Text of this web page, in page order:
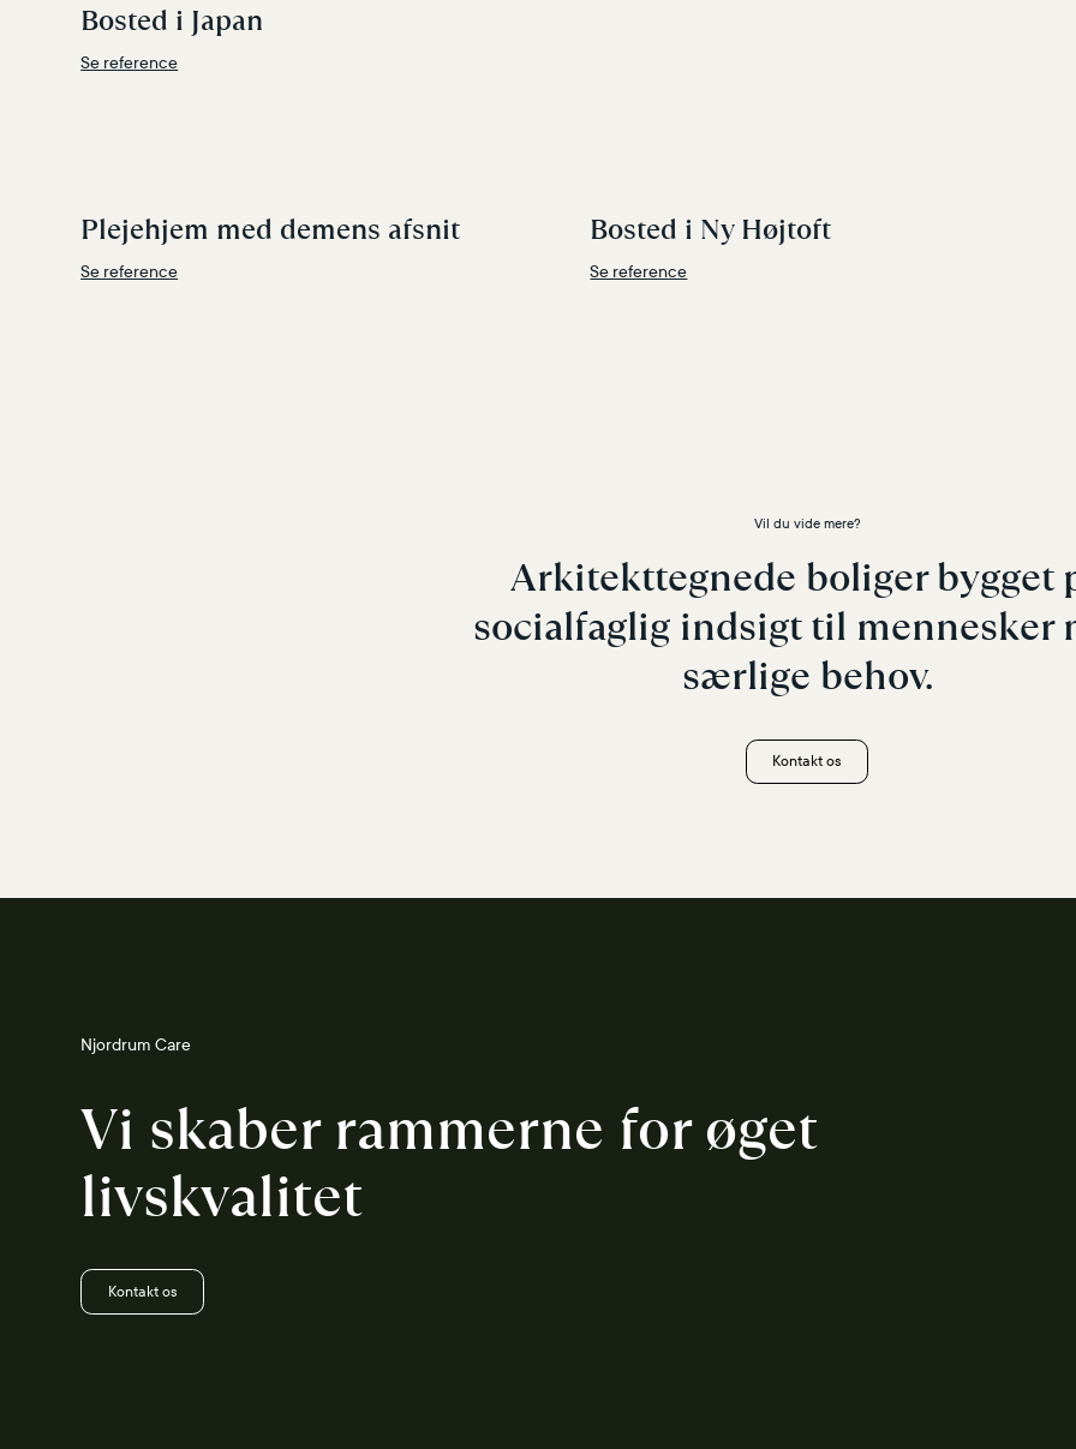
Bosted i Japan
Se reference
Plejehjem med demens afsnit
Se reference
Bosted i Ny Højtoft
Se reference
Vil du vide mere?
Arkitekttegnede boliger bygget
socialfaglig indsigt til mennesker
særlige behov.
Kontakt os
Njordrum Care
Vi skaber rammerne for øget
livskvalitet
Kontakt os